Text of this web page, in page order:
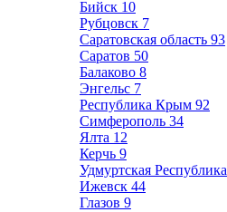
Бийск 10
Рубцовск 7
Саратовская область 93
Саратов 50
Балаково 8
Энгельс 7
Республика Крым 92
Симферополь 34
Ялта 12
Керчь 9
Удмуртская Республика
Ижевск 44
Глазов 9